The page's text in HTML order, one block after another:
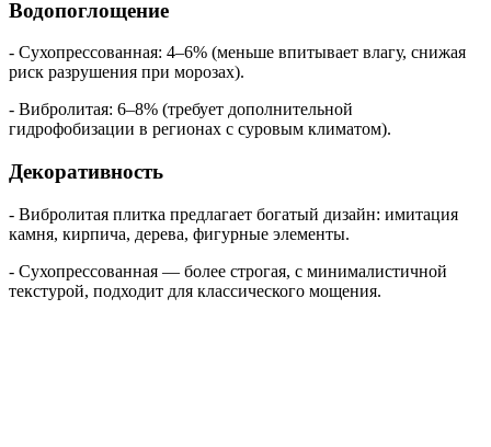
Водопоглощение
- Сухопрессованная: 4–6% (меньше впитывает влагу, снижая
риск разрушения при морозах).
- Вибролитая: 6–8% (требует дополнительной
гидрофобизации в регионах с суровым климатом).
Декоративность
- Вибролитая плитка предлагает богатый дизайн: имитация
камня, кирпича, дерева, фигурные элементы.
- Сухопрессованная — более строгая, с минималистичной
текстурой, подходит для классического мощения.